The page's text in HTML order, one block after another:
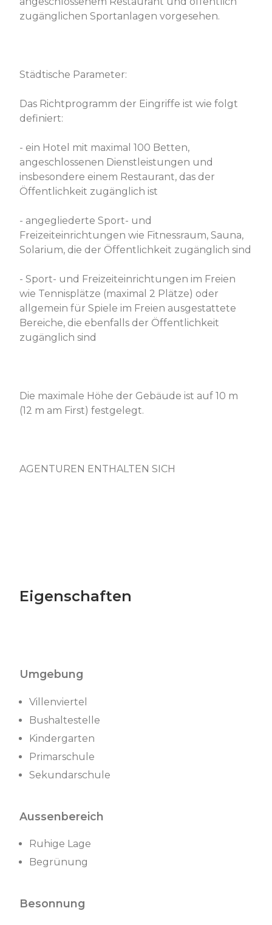
zugänglichen Sportanlagen vorgesehen.
Städtische Parameter:
Das Richtprogramm der Eingriffe ist wie folgt
definiert:
- ein Hotel mit maximal 100 Betten,
angeschlossenen Dienstleistungen und
insbesondere einem Restaurant, das der
Öffentlichkeit zugänglich ist
- angegliederte Sport- und
Freizeiteinrichtungen wie Fitnessraum, Sauna,
Solarium, die der Öffentlichkeit zugänglich sind
- Sport- und Freizeiteinrichtungen im Freien
wie Tennisplätze (maximal 2 Plätze) oder
allgemein für Spiele im Freien ausgestattete
Bereiche, die ebenfalls der Öffentlichkeit
zugänglich sind
Die maximale Höhe der Gebäude ist auf 10 m
(12 m am First) festgelegt.
AGENTUREN ENTHALTEN SICH
Eigenschaften
Umgebung
Villenviertel
Bushaltestelle
Kindergarten
Primarschule
Sekundarschule
Aussenbereich
Ruhige Lage
Begrünung
Besonnung